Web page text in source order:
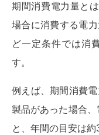
期間消費電力量と
場合に消費する電
ど一定条件では消
す。
例えば、期間消費
製品があった場合
と、年間の目安は約